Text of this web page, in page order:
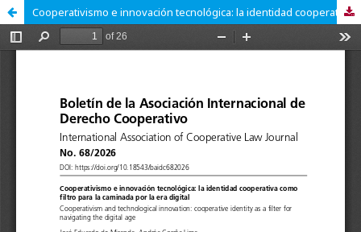
Cooperativismo e innovación tecnológica: la identidad cooperativa como filtro para la caminada por la era digital